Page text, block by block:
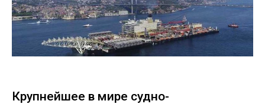
Крупнейшее в мире судно-